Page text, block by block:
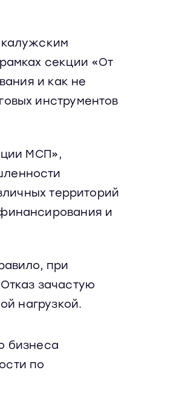
секции «От
и как не
инструментов
МСП»,
территорий
и
при
зачастую
нагрузкой.
бизнеса
по